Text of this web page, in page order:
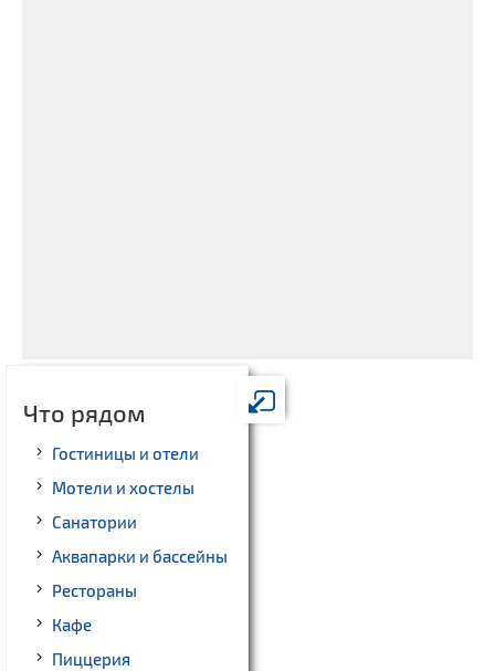
Что рядом
Гостиницы и отели
Мотели и хостелы
Санатории
Аквапарки и бассейны
Рестораны
Кафе
Пиццерия